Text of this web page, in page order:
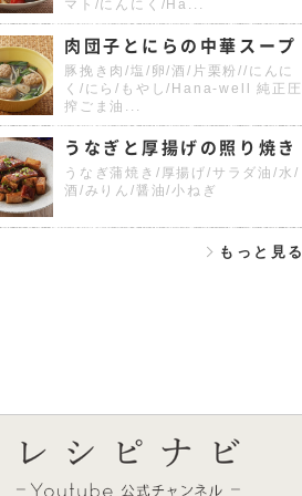
マト/にんにく/Ha...
肉団子とにらの中華スープ
豚挽き肉/塩/卵/酒/片栗粉//にんに
く/にら/もやし/Hana-well 純正圧
搾ごま油...
うなぎと厚揚げの照り焼き
うなぎ蒲焼き/厚揚げ/サラダ油/水/
酒/みりん/醤油/小ねぎ
もっと見る